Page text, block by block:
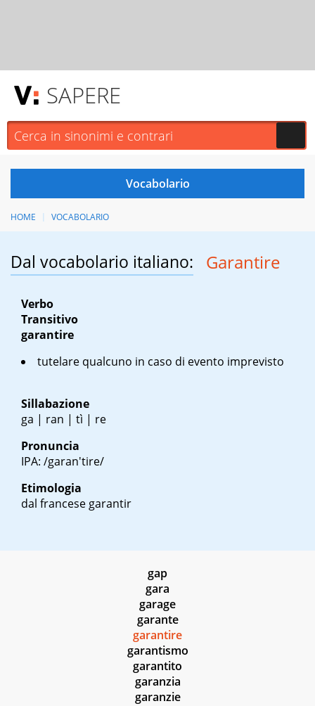
SAPERE
HOME VOCABOLARIO
Dal vocabolario italiano: Garantire
Verbo
Transitivo
garantire
tutelare qualcuno in caso di evento imprevisto
Sillabazione
ga | ran | tì | re
Pronuncia
IPA: /garan'tire/
Etimologia
dal francese garantir
gap
gara
garage
garante
garantire
garantismo
garantito
garanzia
garanzie